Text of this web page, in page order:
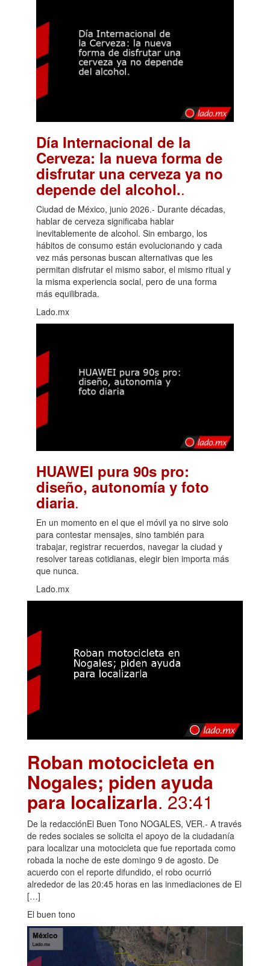
Día Internacional de la
Cerveza: la nueva forma de
disfrutar una cerveza ya no
depende del alcohol..
Ciudad de México, junio 2026.- Durante décadas,
hablar de cerveza significaba hablar
inevitablemente de alcohol. Sin embargo, los
hábitos de consumo están evolucionando y cada
vez más personas buscan alternativas que les
permitan disfrutar el mismo sabor, el mismo ritual y
la misma experiencia social, pero de una forma
más equilibrada.
Lado.mx
HUAWEI pura 90s pro:
diseño, autonomía y foto
diaria.
En un momento en el que el móvil ya no sirve solo
para contestar mensajes, sino también para
trabajar, registrar recuerdos, navegar la ciudad y
resolver tareas cotidianas, elegir bien importa más
que nunca.
Lado.mx
Roban motocicleta en
Nogales; piden ayuda
para localizarla. 23:41
De la redacciónEl Buen Tono NOGALES, VER.- A través
de redes sociales se solicita el apoyo de la ciudadanía
para localizar una motocicleta que fue reportada como
robada la noche de este domingo 9 de agosto. De
acuerdo con el reporte difundido, el robo ocurrió
alrededor de las 20:45 horas en las inmediaciones de El
[…]
El buen tono